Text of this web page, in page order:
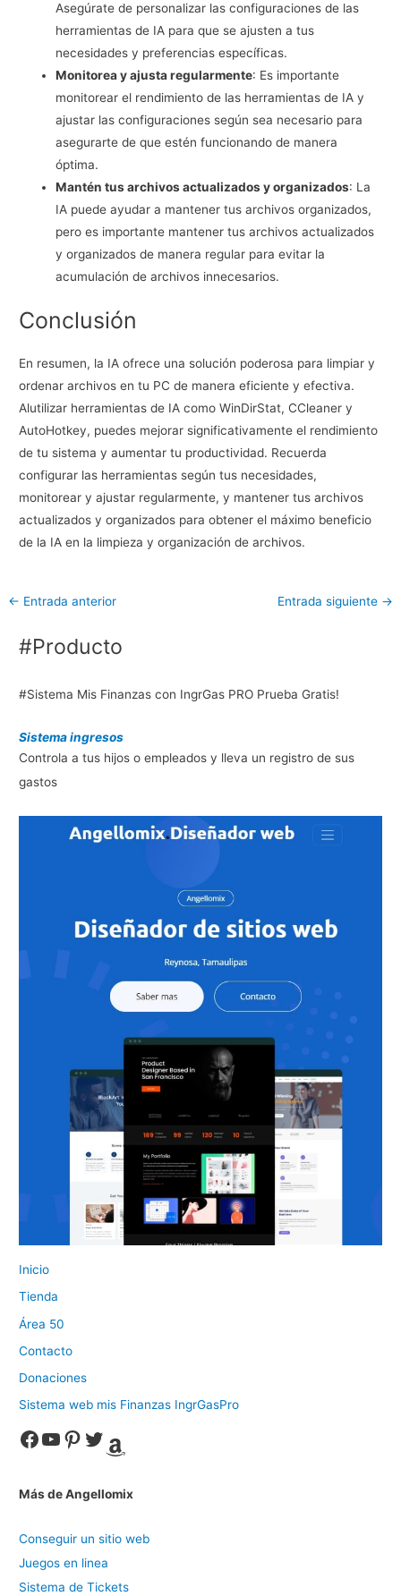
Asegúrate de personalizar las configuraciones de las
herramientas de IA para que se ajusten a tus
necesidades y preferencias específicas.
Monitorea y ajusta regularmente: Es importante
monitorear el rendimiento de las herramientas de IA y
ajustar las configuraciones según sea necesario para
asegurarte de que estén funcionando de manera
óptima.
Mantén tus archivos actualizados y organizados: La
IA puede ayudar a mantener tus archivos organizados,
pero es importante mantener tus archivos actualizados
y organizados de manera regular para evitar la
acumulación de archivos innecesarios.
Conclusión
En resumen, la IA ofrece una solución poderosa para limpiar y
ordenar archivos en tu PC de manera eficiente y efectiva.
Alutilizar herramientas de IA como WinDirStat, CCleaner y
AutoHotkey, puedes mejorar significativamente el rendimiento
de tu sistema y aumentar tu productividad. Recuerda
configurar las herramientas según tus necesidades,
monitorear y ajustar regularmente, y mantener tus archivos
actualizados y organizados para obtener el máximo beneficio
de la IA en la limpieza y organización de archivos.
← Entrada anterior Entrada siguiente →
#Producto
#Sistema Mis Finanzas con IngrGas PRO Prueba Gratis!
Sistema ingresos
Controla a tus hijos o empleados y lleva un registro de sus
gastos
Inicio
Tienda
Área 50
Contacto
Donaciones
Sistema web mis Finanzas IngrGasPro
Facebook YouTube Pinterest Twitter Amazon
Más de Angellomix
Conseguir un sitio web
Juegos en linea
Sistema de Tickets